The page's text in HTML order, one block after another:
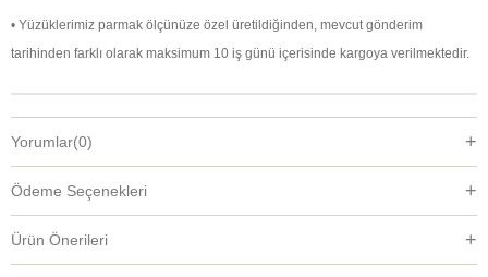
• Yüzüklerimiz parmak ölçünüze özel üretildiğinden, mevcut gönderim
tarihinden farklı olarak maksimum 10 iş günü içerisinde kargoya verilmektedir.
Yorumlar(0)
Ödeme Seçenekleri
Ürün Önerileri